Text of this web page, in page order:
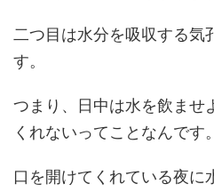
二つ目は水分を吸収する気
す。
つまり、日中は水を飲ませ
くれないってことなんです。
口を開けてくれている夜に